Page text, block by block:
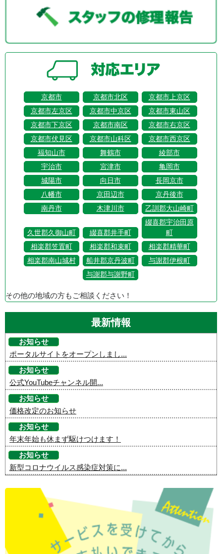
京都市 京都市北区
京都市上京区
京都市左京区
京都市中京区
京都市東山区
京都市下京区
京都市南区
京都市右京区
京都市伏見区
京都市山科区
京都市西京区
福知山市
舞鶴市
綾部市
宇治市
宮津市
亀岡市
城陽市
向日市
長岡京市
八幡市
京田辺市
京丹後市
南丹市
木津川市 乙訓郡大山崎町
久世郡久御山町 綴喜郡井手町
綴喜郡宇治田原
町
相楽郡笠置町
相楽郡和束町
相楽郡精華町
相楽郡南山城村
船井郡京丹波町
与謝郡伊根町
与謝郡与謝野町
その他の地域の方もご相談ください！
最新情報
お知らせ
ポータルサイトをオープンしまし...
お知らせ
公式YouTubeチャンネル開...
お知らせ
価格改定のお知らせ
お知らせ
年末年始も休まず駆けつけます！
お知らせ
新型コロナウイルス感染症対策に...